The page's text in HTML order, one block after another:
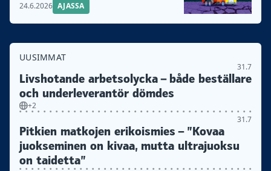
24.6.2026 AJASSA
UUSIMMAT
31.7
Livshotande arbetsolycka – både beställare
och underleverantör dömdes
+2
31.7
Pitkien matkojen erikoismies – ”Kovaa
juokseminen on kivaa, mutta ultrajuoksu
on taidetta”